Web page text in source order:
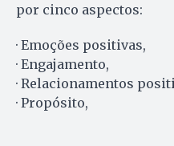
por cinco aspectos:
· Emoções positivas,
· Engajamento,
· Relacionamentos
· Propósito,